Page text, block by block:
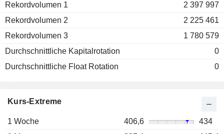
Rekordvolumen 1
2 397 997
Rekordvolumen 2
2 225 461
Rekordvolumen 3
1 780 579
Durchschnittliche Kapitalrotation
0
Durchschnittliche Float Rotation
0
Kurs-Extreme
1 Woche 406,6
434